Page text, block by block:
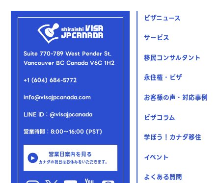
Suite 770-789 West Pender St.
Vancouver BC Canada V6C 1H2
+1 (604) 684-5772
info@visajpcanada.com
LINE ID：@visajpcanada
営業時間：8:00～16:00 (PST)
営業日案内を見る
カナダの祝日はお休みをいただきます。
ビザニュース
サービス
移民コンサルタント
永住権・ビザ
お客様の声・対応事例
ビザコラム
学ぼう！カナダ移住
イベント
よくある質問